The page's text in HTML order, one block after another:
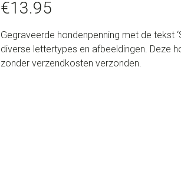
€13.95
Gegraveerde hondenpenning met de tekst
diverse lettertypes en afbeeldingen. Deze
zonder verzendkosten verzonden.